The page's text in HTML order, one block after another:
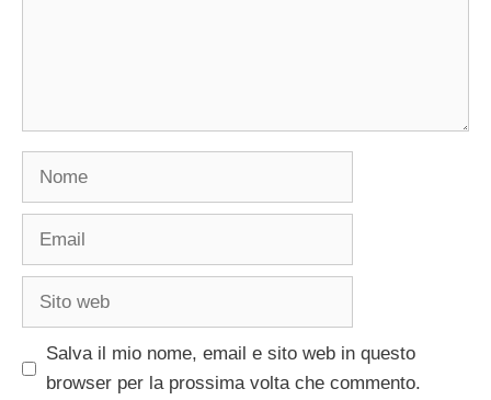
Nome
Email
Sito
Salva il mio nome, email e sito web in questo
browser per la prossima volta che commento.